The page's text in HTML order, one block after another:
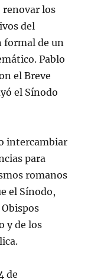
los
del
formal de un
Pablo
el Breve
el Sí­nodo
intercambiar
para
romanos
el Sí­nodo,
y de los
de